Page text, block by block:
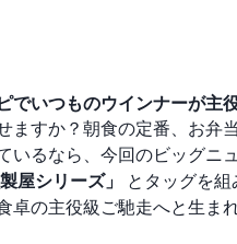
でいつものウインナーが主
すか？朝食の定番、お弁
るなら、今回のビッグニ
製屋シリーズ」
とタッグを
の主役級ご馳走へと生ま